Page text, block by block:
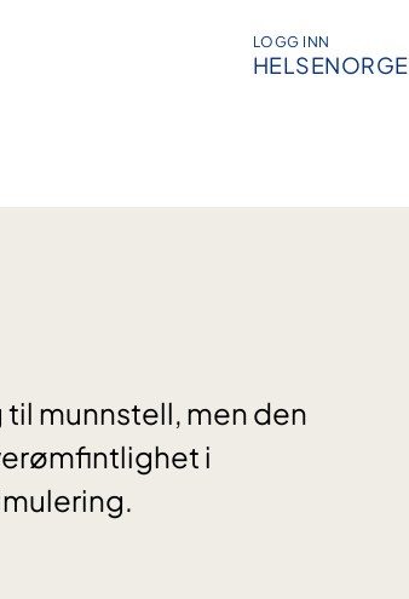
LOGG INN
HELSENORGE
munnstell, men den
i